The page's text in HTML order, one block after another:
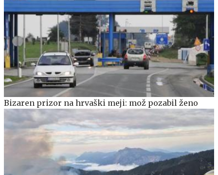
Bizaren prizor na hrvaški meji: mož pozabil ženo